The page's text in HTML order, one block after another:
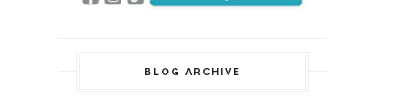
BLOG ARCHIVE